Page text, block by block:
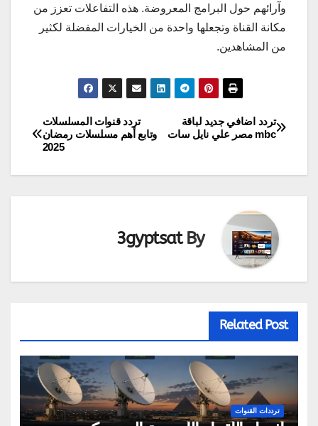
وآرائهم حول البرامج المعروضة. هذه التفاعلات تعزز من
مكانة القناة وتجعلها واحدة من الخيارات المفضلة لكثير
من المشاهدين.
تصفّح
تردد قنوات المسلسلات
وتابع أهم مسلسلات رمضان
2025
تردد اضافي جديد لباقة
mbc مصر علي نايل سات
By
3gyptsat
Related Post
ترددات القنوات